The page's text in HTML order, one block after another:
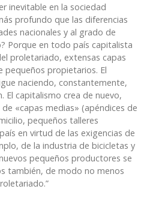
inevitable en la sociedad
profundo que las diferencias
nacionales y al grado de
Porque en todo país capitalista
proletariado, extensas capas
pequeños propietarios. El
naciendo, constantemente,
El capitalismo crea de nuevo,
«capas medias» (apéndices de
pequeños talleres
en virtud de las exigencias de
de la industria de bicicletas y
pequeños productores se
también, de modo no menos